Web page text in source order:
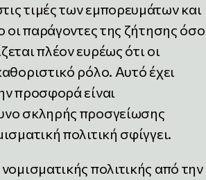
τιμές των εμπορευμάτων και
οι παράγοντες της ζήτησης όσο
πλέον ευρέως ότι οι
ρόλο. Αυτό έχει
προσφορά είναι
σκληρής προσγείωσης
πολιτική σφίγγει.
πολιτικής από την